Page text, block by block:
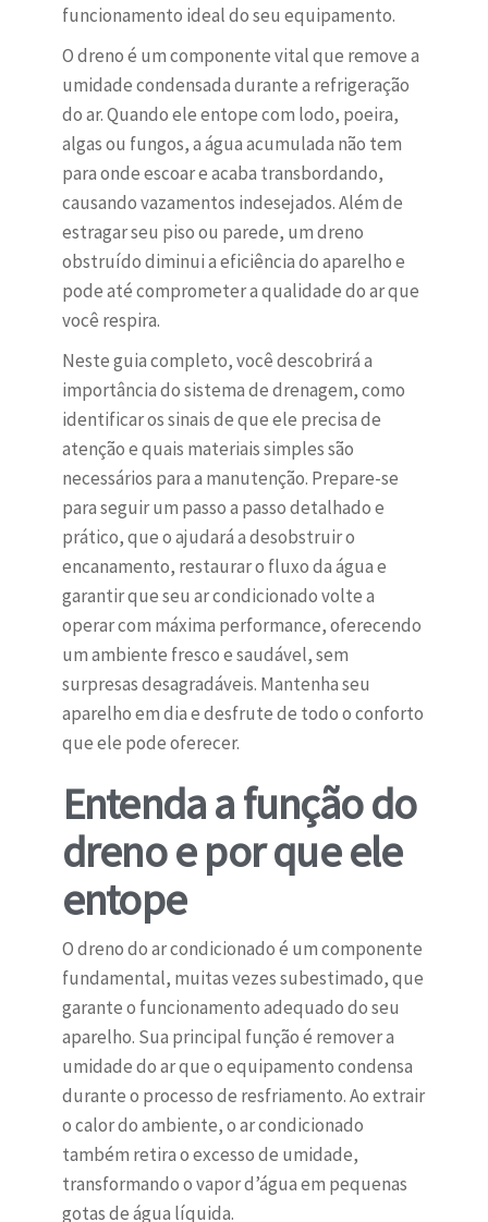
funcionamento ideal do seu equipamento.
O dreno é um componente vital que remove a
umidade condensada durante a refrigeração
do ar. Quando ele entope com lodo, poeira,
algas ou fungos, a água acumulada não tem
para onde escoar e acaba transbordando,
causando vazamentos indesejados. Além de
estragar seu piso ou parede, um dreno
obstruído diminui a eficiência do aparelho e
pode até comprometer a qualidade do ar que
você respira.
Neste guia completo, você descobrirá a
importância do sistema de drenagem, como
identificar os sinais de que ele precisa de
atenção e quais materiais simples são
necessários para a manutenção. Prepare-se
para seguir um passo a passo detalhado e
prático, que o ajudará a desobstruir o
encanamento, restaurar o fluxo da água e
garantir que seu ar condicionado volte a
operar com máxima performance, oferecendo
um ambiente fresco e saudável, sem
surpresas desagradáveis. Mantenha seu
aparelho em dia e desfrute de todo o conforto
que ele pode oferecer.
Entenda a função do
dreno e por que ele
entope
O dreno do ar condicionado é um componente
fundamental, muitas vezes subestimado, que
garante o funcionamento adequado do seu
aparelho. Sua principal função é remover a
umidade do ar que o equipamento condensa
durante o processo de resfriamento. Ao extrair
o calor do ambiente, o ar condicionado
também retira o excesso de umidade,
transformando o vapor d’água em pequenas
gotas de água líquida.